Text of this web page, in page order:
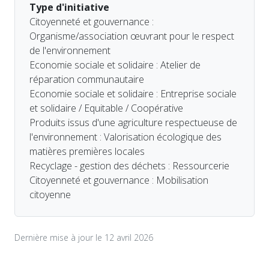
Type d'initiative
Citoyenneté et gouvernance :
Organisme/association œuvrant pour le respect
de l'environnement
Economie sociale et solidaire : Atelier de
réparation communautaire
Economie sociale et solidaire : Entreprise sociale
et solidaire / Equitable / Coopérative
Produits issus d'une agriculture respectueuse de
l'environnement : Valorisation écologique des
matières premières locales
Recyclage - gestion des déchets : Ressourcerie
Citoyenneté et gouvernance : Mobilisation
citoyenne
Dernière mise à jour le 12 avril 2026